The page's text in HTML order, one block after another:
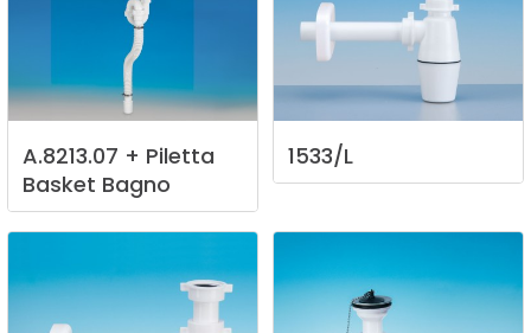
A.8213.07 + Piletta
Basket Bagno
1533/L